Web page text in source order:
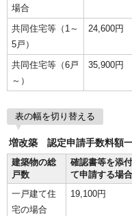
場合
共同住宅等（1～
5戸）
24,600円
共同住宅等（6戸
～）
35,900円
表の幅を切り替える
増改築 認定申請手数料額
建築物の総
戸数
確認書等を添
て申請する場合
一戸建て住
宅の場合
19,100円